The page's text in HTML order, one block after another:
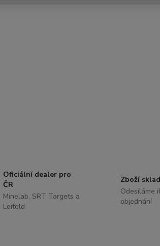
Oficiální dealer pro
ČR
Minelab, SRT Targets a
Leitold
Zboží
Odesíláme
objednání